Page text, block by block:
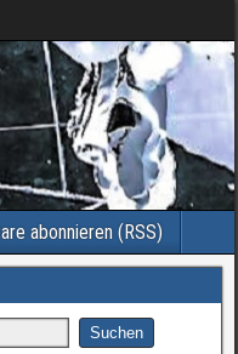
abonnieren (RSS)